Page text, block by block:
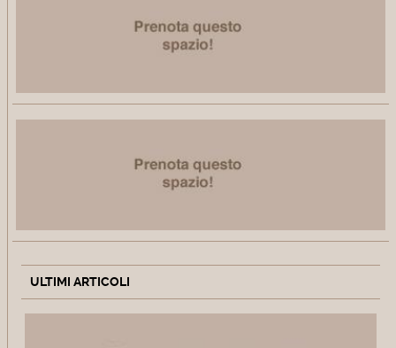
ULTIMI ARTICOLI